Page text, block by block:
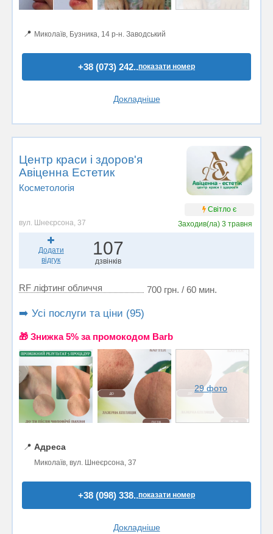
📍 Миколаїв, Бузника, 14 р-н. Заводський
+38 (073) 242..показати номер
Докладніше
Центр краси і здоров'я
Авіценна Естетик
Косметологія
Світло є
вул. Шнеєрсона, 37
Заходив(ла) 3 травня
Додати
відгук
107
дзвінків
RF ліфтинг обличчя 700 грн. / 60 мин.
➡️ Усі послуги та ціни (95)
🎁 Знижка 5% за промокодом Barb
29 фото
📍 Адреса
Миколаїв, вул. Шнеєрсона, 37
+38 (098) 338..показати номер
Докладніше